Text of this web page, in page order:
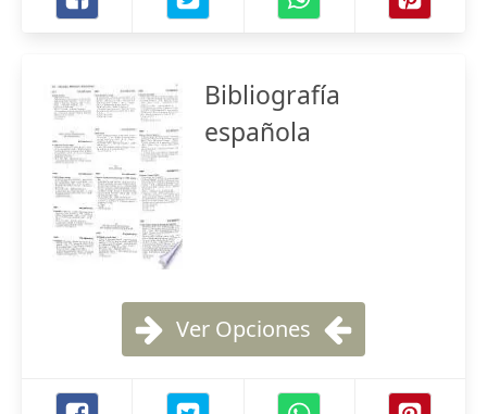
Bibliografía
española
Ver Opciones